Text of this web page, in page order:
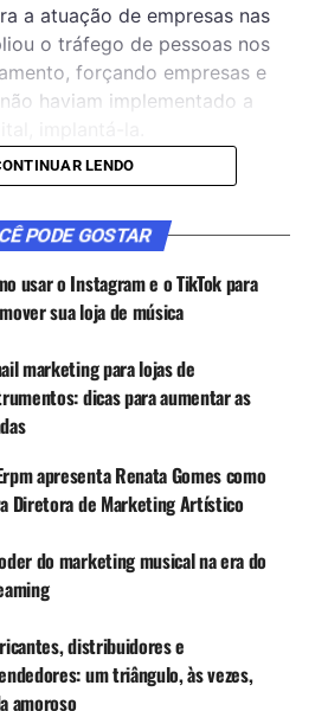
a atuação de empresas nas
o tráfego de pessoas nos
forçando empresas e
haviam implementado a
do Música & Mercado no
News.
das tendências e
sua própria estratégia de
Além disso, isso é uma das
de sair ou permanecer à frente
no mercado. Veja a seguir
de marketing estratégico
LENDO
PODE GOSTAR
usar o Instagram e o TikTok para
sua loja de música
marketing para lojas de
dicas para aumentar as
apresenta Renata Gomes como
Diretora de Marketing Artístico
do marketing musical na era do
distribuidores e
um triângulo, às vezes,
amoroso